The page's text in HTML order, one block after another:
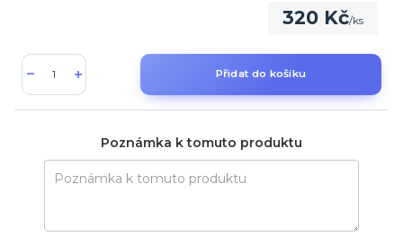
320 Kč/ks
Přidat do košíku
Poznámka k tomuto produktu